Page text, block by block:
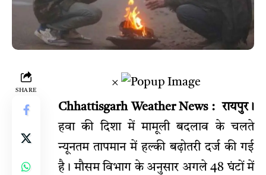
SHARE
×
Chhattisgarh Weather News : रायपुर।
हवा की दिशा में मामूली बदलाव के चलते
न्यूनतम तापमान में हल्की बढ़ोतरी दर्ज की गई
है। मौसम विभाग के अनुसार अगले 48 घंटों में